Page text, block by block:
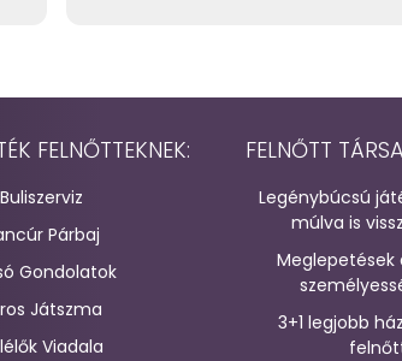
FELNŐTTEKNEK:
Buliszerviz
Párbaj
Gondolatok
Játszma
Viadala
FELNŐTT
Legénybúcsú
múlva is
Meglepetések
3+1 legjobb